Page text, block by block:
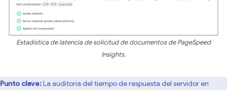
Estadística de latencia de solicitud de documentos de PageSpeed
Insights.
Punto clave:La auditoría del tiempo de respuesta del servidor en